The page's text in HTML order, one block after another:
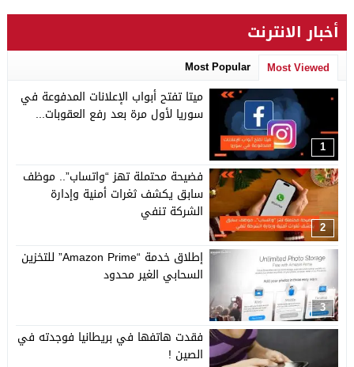
أخبار الانترنت
Most Viewed
Most Popular
1
ميتا تفتح أبواب الإعلانات المدفوعة في
سوريا لأول مرة بعد رفع العقوبات...
2
فضيحة محتملة تهز “واتساب”.. موظف
سابق يكشف ثغرات أمنية وإدارة
الشركة تنفي
3
إطلاق خدمة “Amazon Prime” للتخزين
السحابي الغير محدود
فقدت هاتفها في بريطانيا فوجدته في
الصين !